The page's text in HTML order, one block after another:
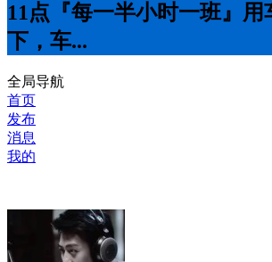
11点『每一半小时一班』
下，车...
全局导航
首页
发布
消息
我的